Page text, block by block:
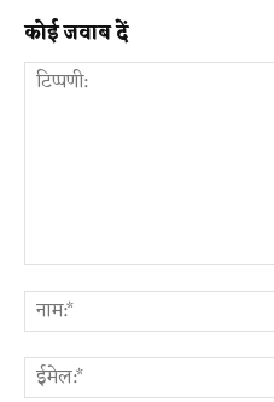
कोई जवाब दें